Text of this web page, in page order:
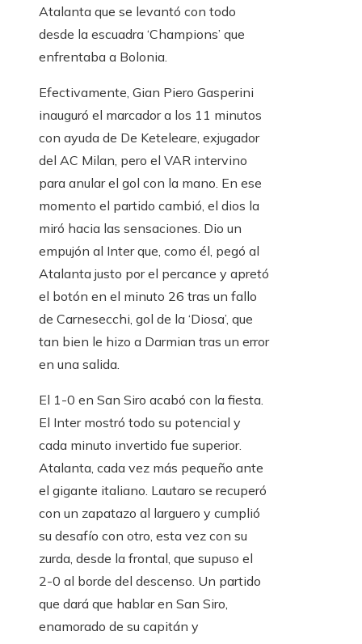
Atalanta que se levantó con todo
desde la escuadra ‘Champions’ que
enfrentaba a Bolonia.
Efectivamente, Gian Piero Gasperini
inauguró el marcador a los 11 minutos
con ayuda de De Keteleare, exjugador
del AC Milan, pero el VAR intervino
para anular el gol con la mano. En ese
momento el partido cambió, el dios la
miró hacia las sensaciones. Dio un
empujón al Inter que, como él, pegó al
Atalanta justo por el percance y apretó
el botón en el minuto 26 tras un fallo
de Carnesecchi, gol de la ‘Diosa’, que
tan bien le hizo a Darmian tras un error
en una salida.
El 1-0 en San Siro acabó con la fiesta.
El Inter mostró todo su potencial y
cada minuto invertido fue superior.
Atalanta, cada vez más pequeño ante
el gigante italiano. Lautaro se recuperó
con un zapatazo al larguero y cumplió
su desafío con otro, esta vez con su
zurda, desde la frontal, que supuso el
2-0 al borde del descenso. Un partido
que dará que hablar en San Siro,
enamorado de su capitán y